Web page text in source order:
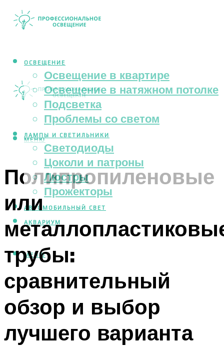
ОСВЕЩЕНИЕ
Освещение в квартире
Освещение в натяжном потолке
Подсветка
Проблемы со светом
ЛАМПЫ И СВЕТИЛЬНИКИ
Светодиоды
Цоколи и патроны
Люстры
Прожекторы
АВТОМОБИЛЬНЫЙ СВЕТ
АКВАРИУМ
МЕНЮ
МЕНЮ
Полипропиленовые
или
трубы:
сравнительный
обзор и выбор
лучшего варианта